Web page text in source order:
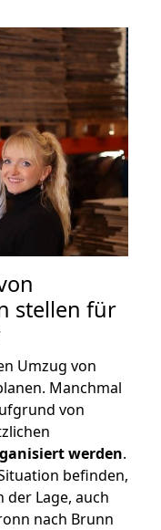
stellen für
Umzug von
Manchmal
von
werden.
befinden,
der Lage, auch
nach Brunn